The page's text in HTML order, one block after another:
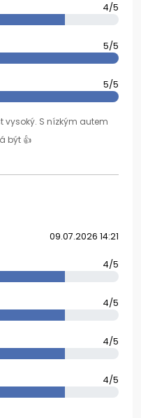
4/5
5/5
5/5
vysoký. S nízkým autem
být 👍
09.07.2026 14:21
4/5
4/5
4/5
4/5